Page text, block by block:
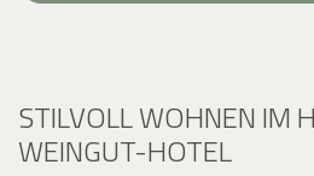
STILVOLL WOHNEN IM
WEINGUT-HOTEL